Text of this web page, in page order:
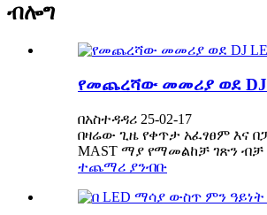
ብሎግ
የመጨረሻው መመሪያ ወደ DJ
በአስተዳዳሪ 25-02-17
በዛሬው ጊዜ የቀጥታ አፈፃፀም እና
MAST ማያ የማመልከቻ ገጽን
ተጨማሪ ያንብቡ